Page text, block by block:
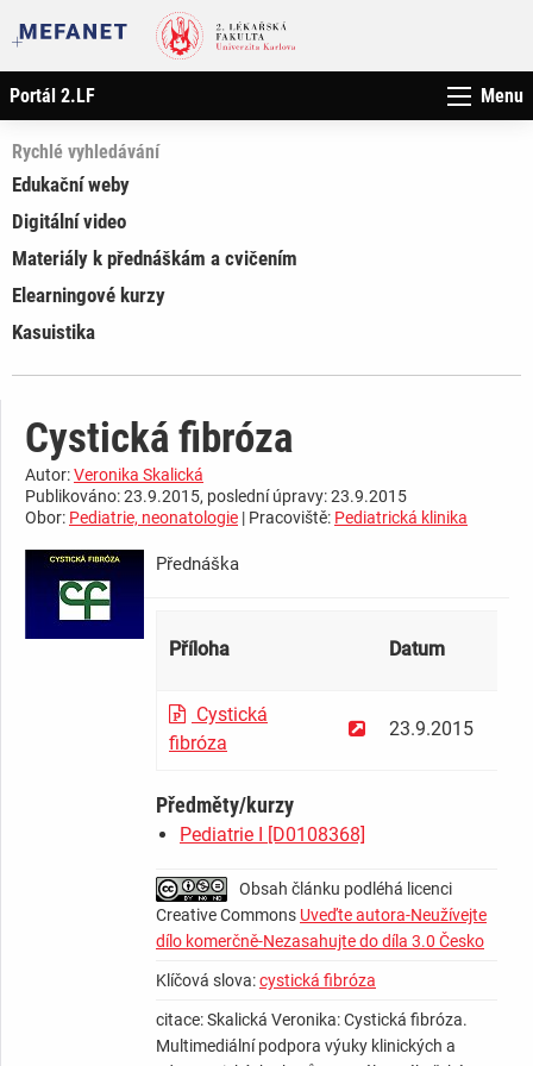
Portál 2.LF Menu
Rychlé vyhledávání
Edukační weby
Digitální video
Materiály k přednáškám a cvičením
Elearningové kurzy
Kasuistika
Cystická fibróza
Autor:Veronika Skalická
Publikováno: 23.9.2015, poslední úpravy: 23.9.2015
Obor: Pediatrie, neonatologie | Pracoviště: Pediatrická klinika
Přednáška ­ ­ ­ ­ ­ ­ ­ ­ ­ ­ ­ ­ ­ ­ ­ ­ ­ ­ ­ ­ ­ ­ ­ ­ ­ ­ ­ ­ ­
Příloha Datum
Cystická
fibróza
23.9.2015
Předměty/kurzy
Pediatrie I [D0108368]
Obsah článku podléhá licenci
Creative Commons Uveďte autora-Neužívejte
dílo komerčně-Nezasahujte do díla 3.0 Česko
Klíčová slova:cystická fibróza
citace: Skalická Veronika: Cystická fibróza.
Multimediální podpora výuky klinických a